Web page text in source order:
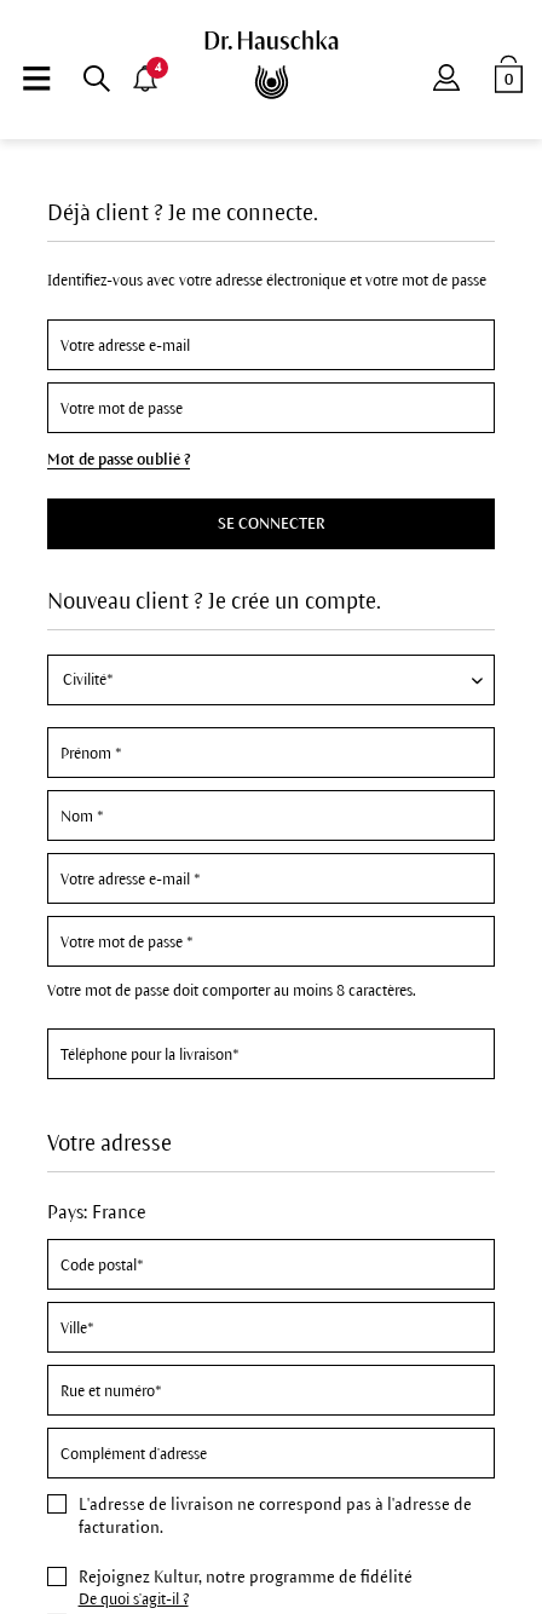
0
4
Nouveau client ? Je crée un compte.
Votre mot de passe doit comporter au moins 8 caractères.
Votre adresse
Pays: France
L'adresse de livraison ne correspond pas à l'adresse de
facturation.
Rejoignez Kultur, notre programme de fidélité
De quoi s'agit-il ?
Déjà client ? Je me connecte.
Identifiez-vous avec votre adresse électronique et votre mot de passe
Mot de passe oublié ?
SE CONNECTER